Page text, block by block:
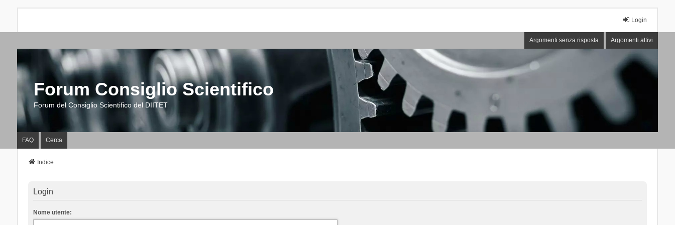
Login
Argomenti senza risposta Argomenti attivi
Forum Consiglio Scientifico
Forum del Consiglio Scientifico del DIITET
FAQ Cerca
Indice
Login
Nome utente: